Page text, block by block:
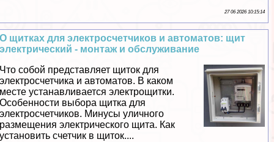
27 06 2026 10:15:14
О щитках для электросчетчиков и автоматов: щит
электрический - монтаж и обслуживание
Что собой представляет щиток для
электросчетчика и автоматов. В каком
месте устанавливается электрощитки.
Особенности выбора щитка для
электросчетчиков. Минусы уличного
размещения электрического щита. Как
установить счетчик в щиток....